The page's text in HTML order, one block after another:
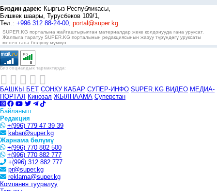
Биздин дарек: Кыргыз Республикасы,
Бишкек шаары, Турусбеков 109/1,
Тел.: +996 312 88-24-00, portal@super.kg
SUPER.KG порталына жайгаштырылган материалдар жеке колдонууда гана уруксат.
Жалпыга таратуу SUPER.KG порталынын редакциясынын жазуу түрүндөгү уруксаты
менен гана болушу мүмкүн.
Биз социалдык тармактарда:
БАШКЫ БЕТ СОҢКУ КАБАР СУПЕР-ИНФО SUPER.KG ВИДЕО МЕДИА-
ПОРТАЛ Кинозал ЖЫЛНААМА Суперстан
Байланыш
Редакция
+(996) 779 47 39 39
kabar@super.kg
Жарнама бөлүмү
+(996) 770 882 500
+(996) 770 882 777
+(996) 312 882 777
pr@super.kg
reklama@super.kg
Компания тууралуу